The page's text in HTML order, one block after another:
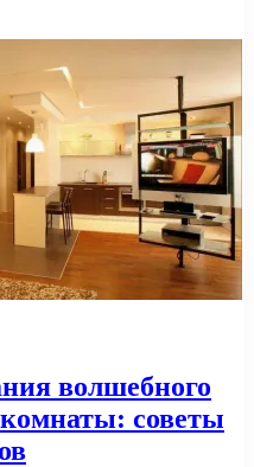
волшебного
советы